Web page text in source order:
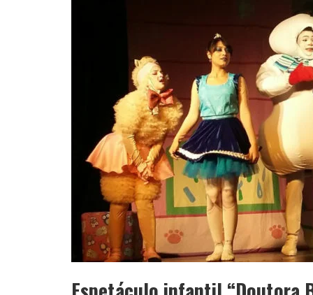
APÓS SAIR DA KONDZILLA, DJ DANNY